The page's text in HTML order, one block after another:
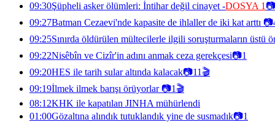
09:30Şüpheli asker ölümleri: İntihar değil cinayet -DOSYA 1📷
09:27Batman Cezaevi'nde kapasite de ihlaller de iki kat arttı 📷
09:25Sınırda öldürülen mültecilerle ilgili soruşturmaların üstü
09:22Nisêbîn ve Cizîr'in adını anmak ceza gerekçesi📷1
09:20HES ile tarih sular altında kalacak📷11 🎬
09:19İlmek ilmek barışı örüyorlar📷1 🎬
08:12KHK ile kapatılan JINHA mühürlendi
01:00Gözaltına alındık tutuklandık yine de susmadık📷1